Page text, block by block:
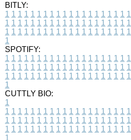
BITLY:
1 1 1 1 1 1 1 1 1 1 1 1 1 1 1 1 1 1 1 1
1 1 1 1 1 1 1 1 1 1 1 1 1 1 1 1 1 1 1 1
1 1 1 1 1 1 1 1 1 1 1 1 1 1 1 1 1 1 1 1
1
SPOTIFY:
1 1 1 1 1 1 1 1 1 1 1 1 1 1 1 1 1 1 1 1
1 1 1 1 1 1 1 1 1 1 1 1 1 1 1 1 1 1 1 1
1 1 1 1 1 1 1 1 1 1 1 1 1 1 1 1 1 1 1 1
1
CUTTLY BIO:
1
1 1 1 1 1 1 1 1 1 1 1 1 1 1 1 1 1 1 1 1
1 1 1 1 1 1 1 1 1 1 1 1 1 1 1 1 1 1 1 1
1 1 1 1 1 1 1 1 1 1 1 1 1 1 1 1 1 1 1 1
1